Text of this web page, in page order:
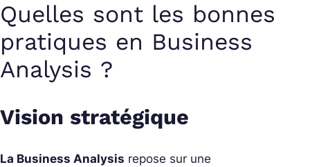
Quelles sont les bonnes
pratiques en Business
Analysis ?
Vision stratégique
La Business Analysis repose sur une